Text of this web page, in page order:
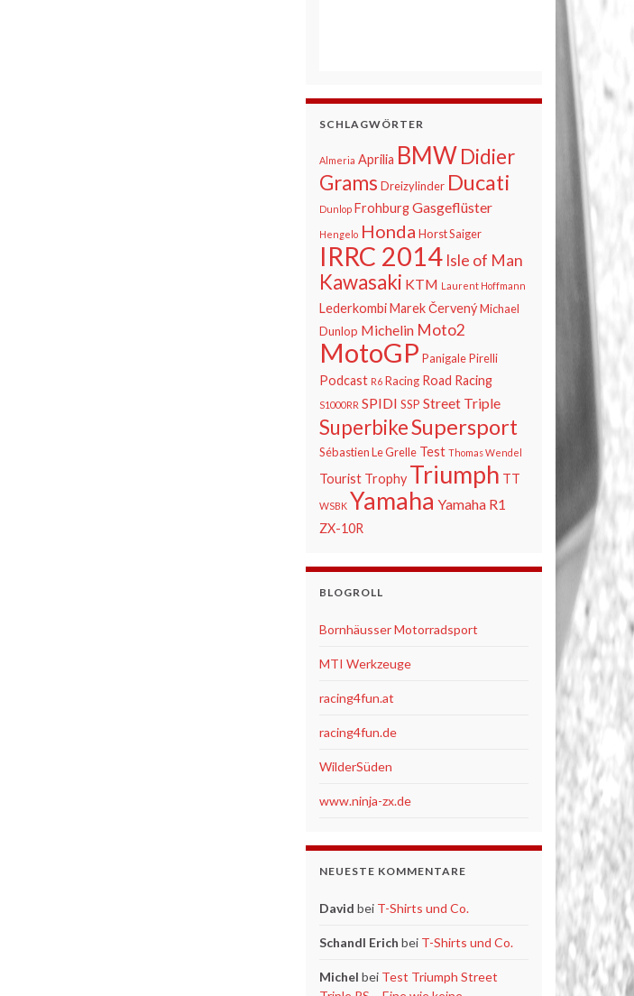
SCHLAGWÖRTER
Almeria Aprilia BMW Didier
Grams Dreizylinder Ducati
Dunlop Frohburg Gasgeflüster
Hengelo Honda Horst Saiger
IRRC 2014 Isle of Man
Kawasaki KTM Laurent Hoffmann
Lederkombi Marek Červený Michael
Dunlop Michelin Moto2
MotoGP Panigale Pirelli
Podcast R6 Racing Road Racing
S1000RR SPIDI SSP Street Triple
SuperbikeSupersport
Sébastien Le Grelle Test Thomas Wendel
Tourist Trophy Triumph TT
WSBK Yamaha Yamaha R1
ZX-10R
BLOGROLL
Bornhäusser Motorradsport
MTI Werkzeuge
racing4fun.at
racing4fun.de
WilderSüden
www.ninja-zx.de
NEUESTE KOMMENTARE
David bei T-Shirts und Co.
Schandl Erich bei T-Shirts und Co.
Michel bei Test Triumph Street